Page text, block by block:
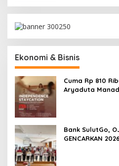
Ekonomi & Bisnis
Cuma Rp 810
Aryaduta
Bank SulutGo,
GENCARKAN